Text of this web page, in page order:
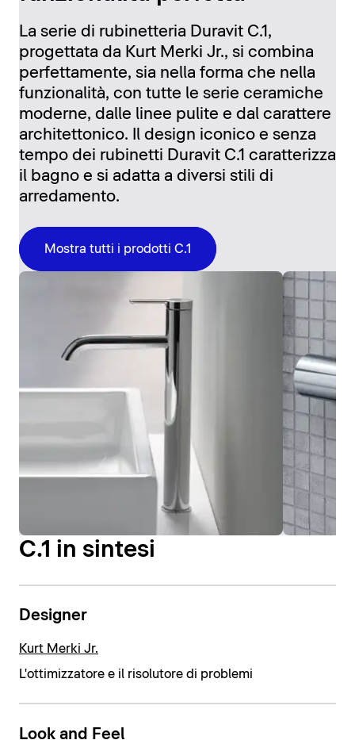
La serie di rubinetteria Duravit C.1,
progettata da Kurt Merki Jr., si combina
perfettamente, sia nella forma che nella
funzionalità, con tutte le serie ceramiche
moderne, dalle linee pulite e dal carattere
architettonico. Il design iconico e senza
tempo dei rubinetti Duravit C.1 caratterizza
il bagno e si adatta a diversi stili di
arredamento.
Mostra tutti i prodotti C.1
C.1 in sintesi
Designer
Kurt Merki Jr.
L'ottimizzatore e il risolutore di problemi
Look and Feel